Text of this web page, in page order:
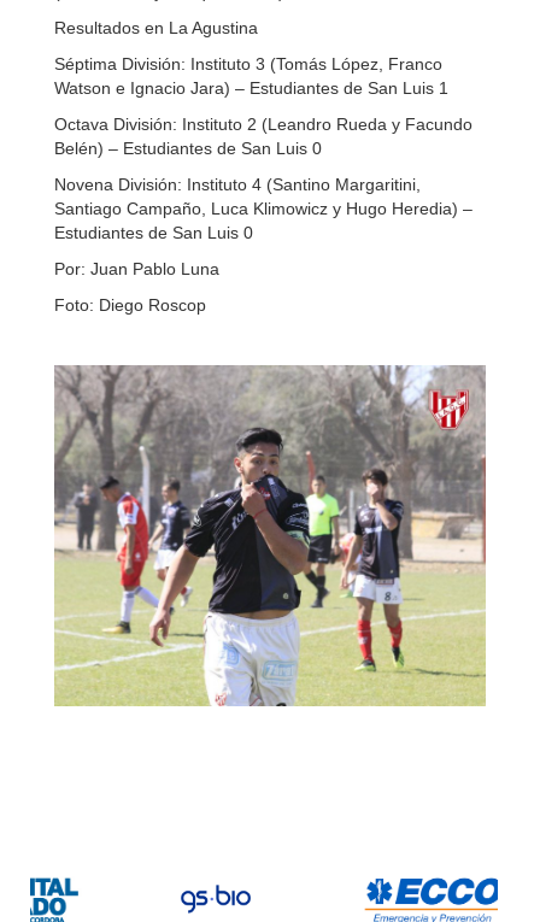
Resultados en La Agustina
Séptima División: Instituto 3 (Tomás López, Franco
Watson e Ignacio Jara) – Estudiantes de San Luis 1
Octava División: Instituto 2 (Leandro Rueda y Facundo
Belén) – Estudiantes de San Luis 0
Novena División: Instituto 4 (Santino Margaritini,
Santiago Campaño, Luca Klimowicz y Hugo Heredia) –
Estudiantes de San Luis 0
Por: Juan Pablo Luna
Foto: Diego Roscop